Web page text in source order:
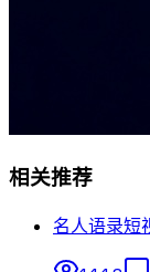
相关推荐
名人语录短